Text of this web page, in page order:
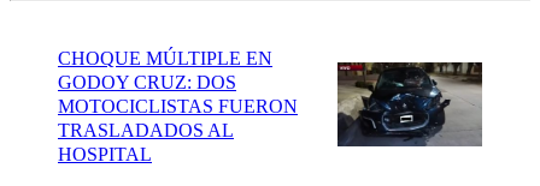
CHOQUE MÚLTIPLE EN
GODOY CRUZ: DOS
MOTOCICLISTAS FUERON
TRASLADADOS AL
HOSPITAL